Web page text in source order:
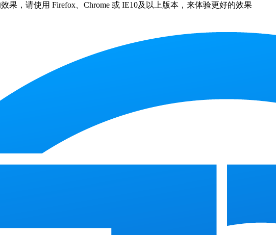
果，请使用 Firefox、Chrome 或 IE10及以上版本，来体验更好的效果